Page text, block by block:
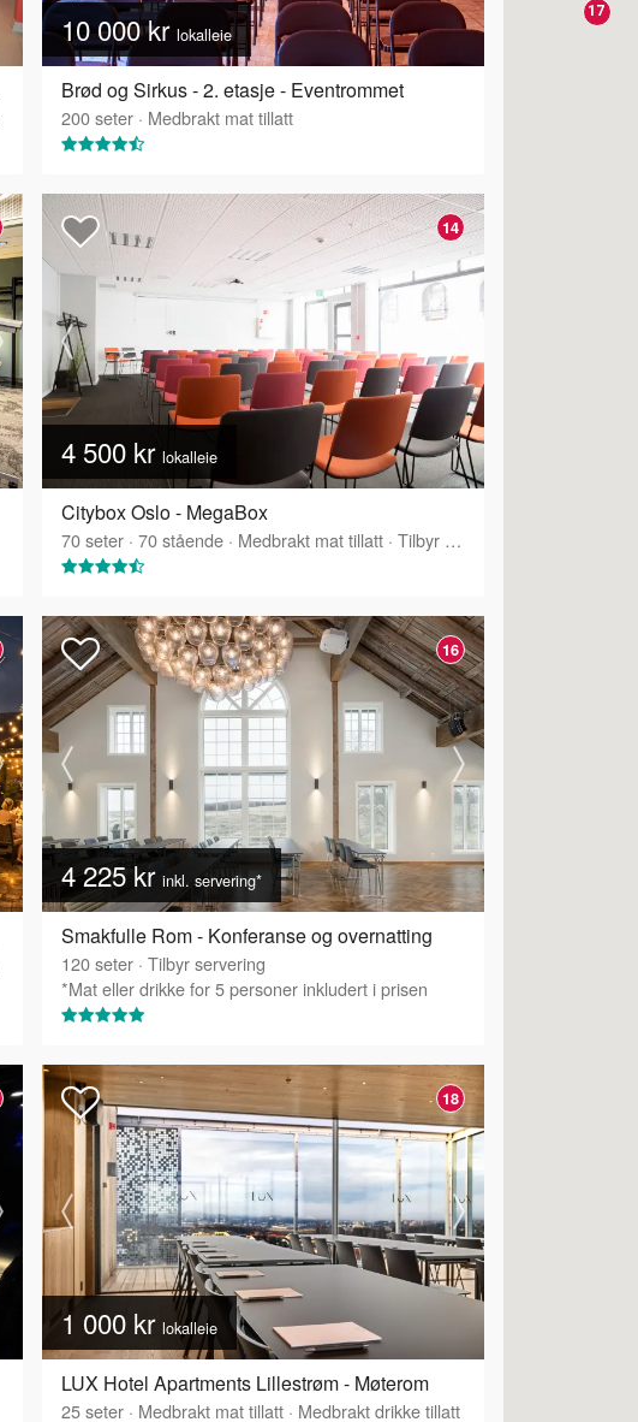
10 000 kr lokalleie
Brød og Sirkus - 2. etasje - Eventrommet
200seter · Medbrakt mat tillatt
14
4 500 kr lokalleie
Citybox Oslo - MegaBox
70seter · 70stående · Medbrakt mat tillatt · Tilbyr servering
16
4 225 kr inkl. servering*
Smakfulle Rom - Konferanse og overnatting
120seter · Tilbyr servering
*Mat eller drikke for 5 personer inkludert i prisen
18
1 000 kr lokalleie
LUX Hotel Apartments Lillestrøm - Møterom
25seter · Medbrakt mat tillatt · Medbrakt drikke tillatt
17